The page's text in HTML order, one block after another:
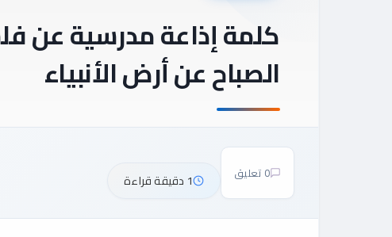
كلمة إذاعة مدرسية عن
الصباح عن أرض الأنبياء
0 تعليق 1 دقيقة قراءة